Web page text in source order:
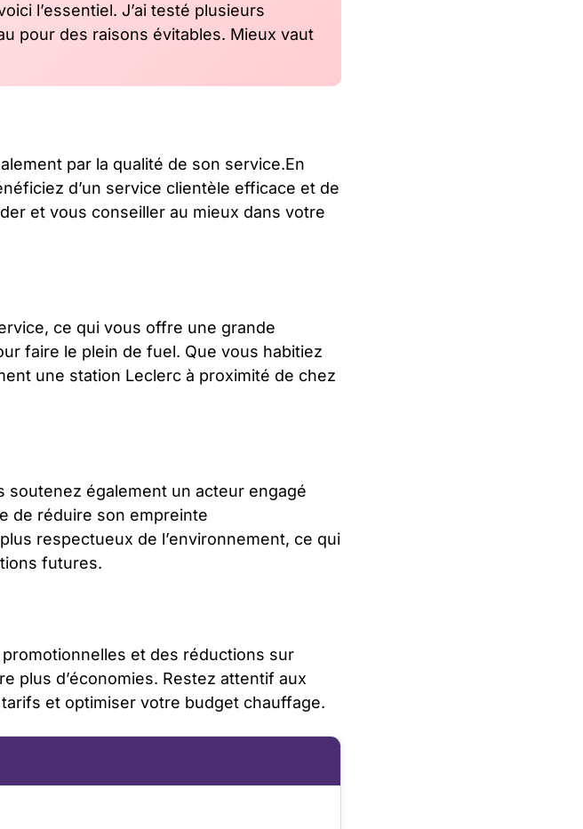
l’essentiel. J’ai testé plusieurs
pour des raisons évitables. Mieux vaut
par la qualité de son service.En
d’un service clientèle efficace et de
et vous conseiller au mieux dans votre
ce qui vous offre une grande
faire le plein de fuel. Que vous habitiez
une station Leclerc à proximité de chez
soutenez également un acteur engagé
de réduire son empreinte
respectueux de l’environnement, ce qui
futures.
et des réductions sur
plus d’économies. Restez attentif aux
et optimiser votre budget chauffage.